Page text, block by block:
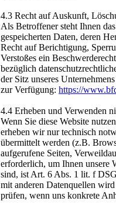
4.3 Recht auf Auskunft,
Als Betroffener steht Ihnen
gespeicherten Daten, deren
Recht auf Berichtigung,
Verstoßes ein
bezüglich
der Sitz unseres
zur Verfügung: https://
4.4 Erheben und Verwenden
Wenn Sie diese Website
erheben wir nur technisch
übermittelt werden (z.B.
aufgerufene Seiten,
erforderlich, um Ihnen unsere
sind, ist Art. 6 Abs. 1 lit. f
mit anderen Datenquellen
prüfen, wenn uns konkrete